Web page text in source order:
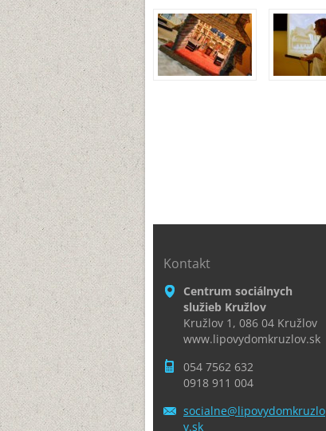
Kontakt
Centrum sociálnych
služieb Kružlov
Kružlov 1, 086 04 Kružlov
www.lipovydomkruzlov.sk
054 7562 632
0918 911 004
socialne@lipovydomkruzlo
v.sk